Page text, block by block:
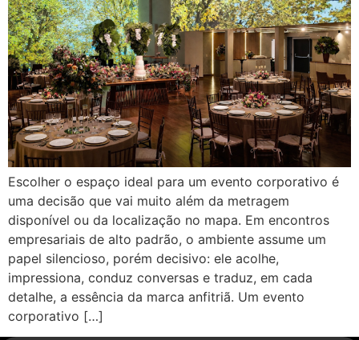
Escolher o espaço ideal para um evento corporativo é
uma decisão que vai muito além da metragem
disponível ou da localização no mapa. Em encontros
empresariais de alto padrão, o ambiente assume um
papel silencioso, porém decisivo: ele acolhe,
impressiona, conduz conversas e traduz, em cada
detalhe, a essência da marca anfitriã. Um evento
corporativo […]